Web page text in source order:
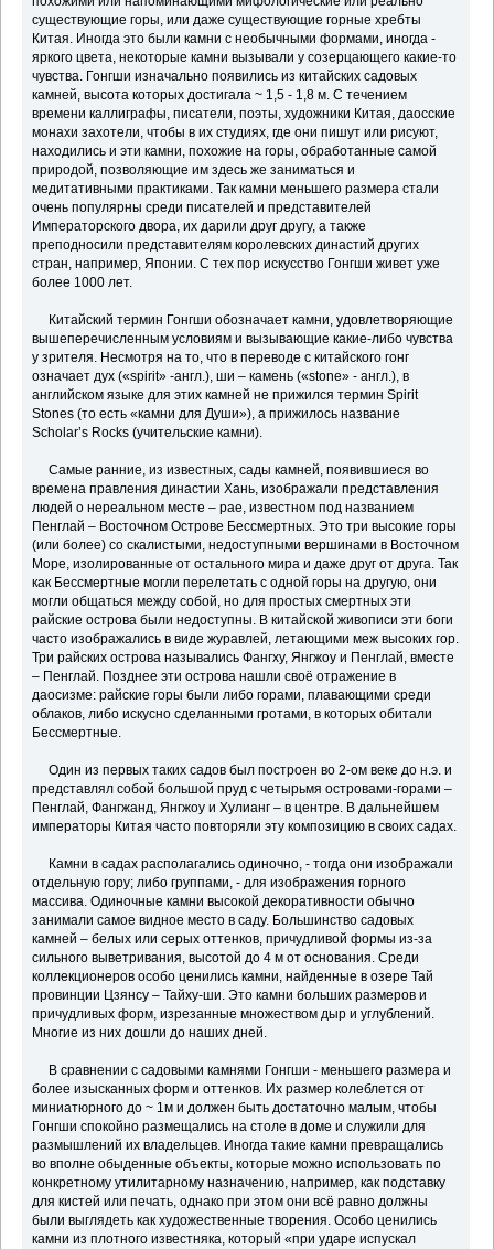
существующие горы, или даже существующие горные хребты
Китая. Иногда это были камни с необычными формами, иногда -
яркого цвета, некоторые камни вызывали у созерцающего какие-то
чувства. Гонгши изначально появились из китайских садовых
камней, высота которых достигала ~ 1,5 - 1,8 м. С течением
времени каллиграфы, писатели, поэты, художники Китая, даосские
монахи захотели, чтобы в их студиях, где они пишут или рисуют,
находились и эти камни, похожие на горы, обработанные самой
природой, позволяющие им здесь же заниматься и
медитативными практиками. Так камни меньшего размера стали
очень популярны среди писателей и представителей
Императорского двора, их дарили друг другу, а также
преподносили представителям королевских династий других
стран, например, Японии. С тех пор искусство Гонгши живет уже
более 1000 лет.
Китайский термин Гонгши обозначает камни, удовлетворяющие
вышеперечисленным условиям и вызывающие какие-либо чувства
у зрителя. Несмотря на то, что в переводе с китайского гонг
означает дух («spirit» -англ.), ши – камень («stone» - англ.), в
английском языке для этих камней не прижился термин Spirit
Stones (то есть «камни для Души»), а прижилось название
Scholar’s Rocks (учительские камни).
Самые ранние, из известных, сады камней, появившиеся во
времена правления династии Хань, изображали представления
людей о нереальном месте – рае, известном под названием
Пенглай – Восточном Острове Бессмертных. Это три высокие горы
(или более) со скалистыми, недоступными вершинами в Восточном
Море, изолированные от остального мира и даже друг от друга. Так
как Бессмертные могли перелетать с одной горы на другую, они
могли общаться между собой, но для простых смертных эти
райские острова были недоступны. В китайской живописи эти боги
часто изображались в виде журавлей, летающими меж высоких гор.
Три райских острова назывались Фангху, Янгжоу и Пенглай, вместе
– Пенглай. Позднее эти острова нашли своё отражение в
даосизме: райские горы были либо горами, плавающими среди
облаков, либо искусно сделанными гротами, в которых обитали
Бессмертные.
Один из первых таких садов был построен во 2-ом веке до н.э. и
представлял собой большой пруд с четырьмя островами-горами –
Пенглай, Фангжанд, Янгжоу и Хулианг – в центре. В дальнейшем
императоры Китая часто повторяли эту композицию в своих садах.
Камни в садах располагались одиночно, - тогда они изображали
отдельную гору; либо группами, - для изображения горного
массива. Одиночные камни высокой декоративности обычно
занимали самое видное место в саду. Большинство садовых
камней – белых или серых оттенков, причудливой формы из-за
сильного выветривания, высотой до 4 м от основания. Среди
коллекционеров особо ценились камни, найденные в озере Тай
провинции Цзянсу – Тайху-ши. Это камни больших размеров и
причудливых форм, изрезанные множеством дыр и углублений.
Многие из них дошли до наших дней.
В сравнении с садовыми камнями Гонгши - меньшего размера и
более изысканных форм и оттенков. Их размер колеблется от
миниатюрного до ~ 1м и должен быть достаточно малым, чтобы
Гонгши спокойно размещались на столе в доме и служили для
размышлений их владельцев. Иногда такие камни превращались
во вполне обыденные объекты, которые можно использовать по
конкретному утилитарному назначению, например, как подставку
для кистей или печать, однако при этом они всё равно должны
были выглядеть как художественные творения. Особо ценились
камни из плотного известняка, который «при ударе испускал